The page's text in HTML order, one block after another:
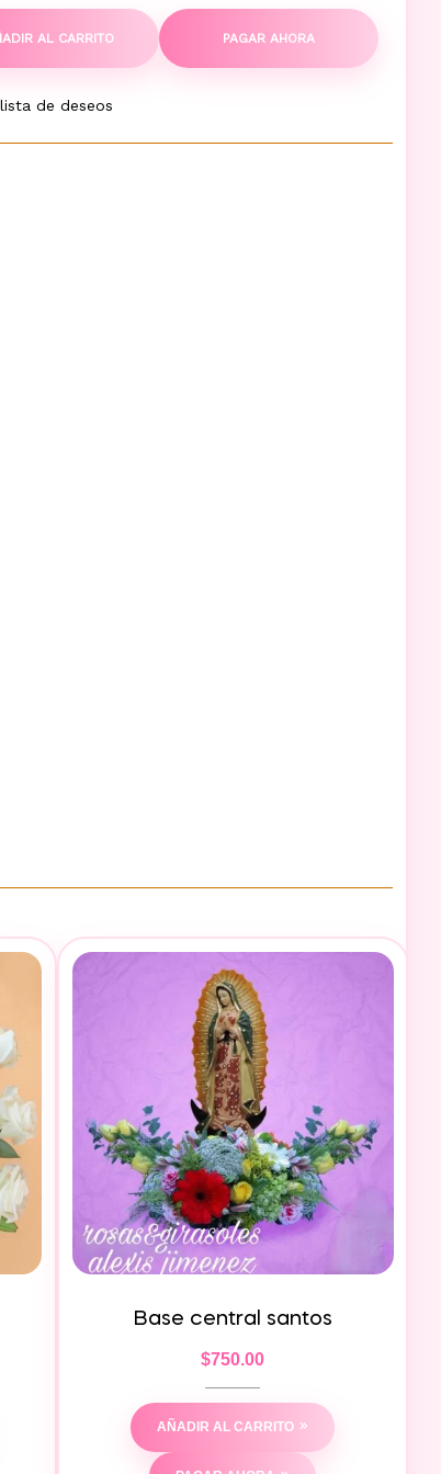
AL CARRITO PAGAR AHORA
de deseos
Base central santos
$750.00
AÑADIR AL CARRITO